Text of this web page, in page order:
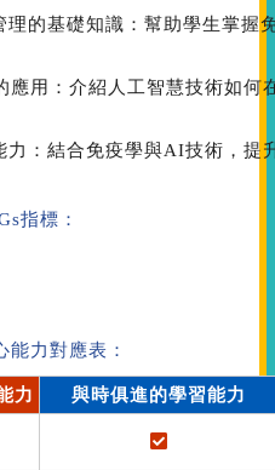
理的基礎知識：幫助學生掌握
應用：介紹人工智慧技術如何
力：結合免疫學與AI技術，提
指標 ：
能力對應表：
力
與時俱進的學習能力